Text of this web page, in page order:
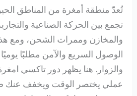
تُعدّ منطقة أمغرة من المناطق
تجمع بين الحركة الصناعية
والمخازن وممرات الشحن، ومع
الوصول السريع والآمن مطلبًا
والزوار. هنا يظهر دور تاكسي
عملي يختصر الوقت ويخفف عنك